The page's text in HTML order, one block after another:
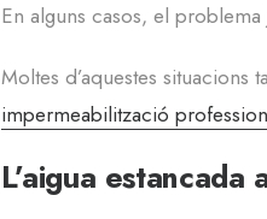
En alguns casos, el
Moltes d’aquestes
impermeabilització
L’aigua